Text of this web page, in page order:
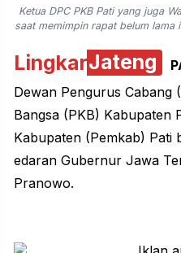
Ketua DPC PKB Pati yang juga
saat memimpin rapat belum lama
LingkarJateng
Dewan Pengurus Cabang
Bangsa (PKB) Kabupaten
Kabupaten (Pemkab) Pati
edaran Gubernur Jawa
Pranowo.